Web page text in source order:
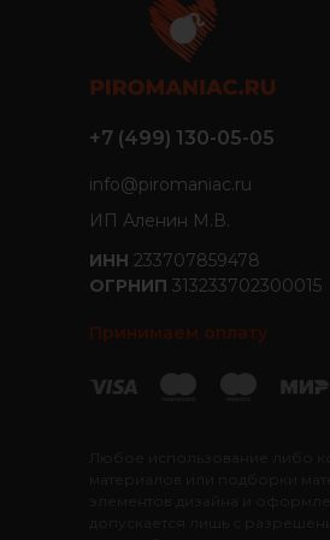
+7 (499) 130-05-05
info@piromaniac.ru
Принимаем оплату
ИП Аленин М.В.
ИНН 233707859478
ОГРНИП 313233702300015